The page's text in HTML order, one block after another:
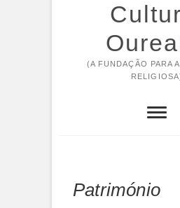
(A FUNDAÇÃO PARA
Património